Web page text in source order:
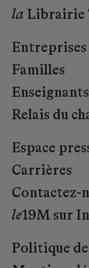
la Librairie
Entreprises
Familles
Enseignants
Relais du
Espace
Carrières
Contactez-
le19M sur
Politique